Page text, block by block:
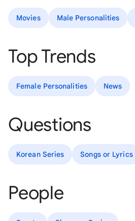
Movies Male Personalities
Top Trends
Female Personalities News
Questions
Korean Series Songs or Lyrics
People